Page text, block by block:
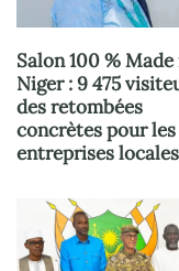
Salon 100 % Made
Niger : 9 475
des retombées
concrètes pour les
entreprises locales